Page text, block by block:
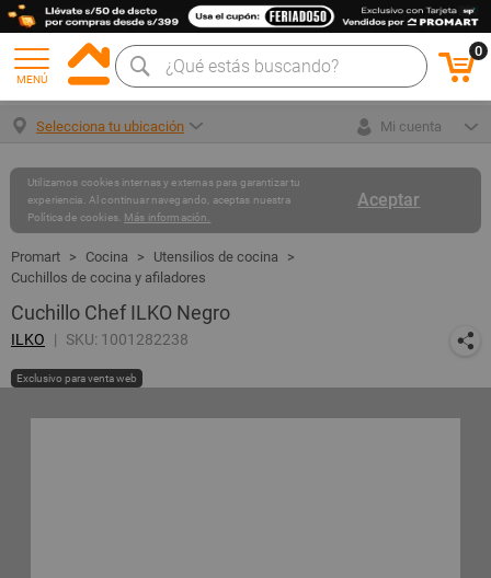
MENÚ
0
Selecciona tu ubicación Mi cuenta
Aceptar
Utilizamos cookies internas y externas para garantizar tu
experiencia. Al continuar navegando, aceptas nuestra
Política de cookies. Más información.
Cocina
Utensilios de cocina
Cuchillos de cocina y afiladores
Cuchillo Chef ILKO Negro
ILKO SKU: 1001282238
Exclusivo para venta web